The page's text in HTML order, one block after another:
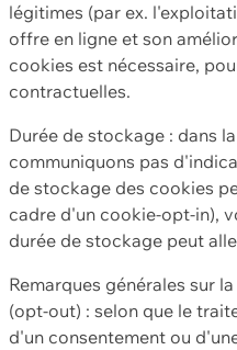
légitimes (par ex.
offre en ligne et son
cookies est nécessaire,
contractuelles.
Durée de stockage : dans
communiquons pas
de stockage des cookies
cadre d'un cookie-opt-in),
durée de stockage peut
Remarques générales sur
(opt-out) : selon que le
d'un consentement ou